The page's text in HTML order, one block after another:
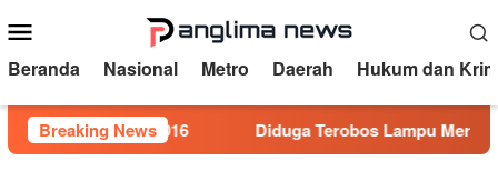
ke
kontenMobile
Beranda Nasional Metro Daerah Hukum dan
Breaking News
2016 Diduga Terobos Lampu Merah, Perwira